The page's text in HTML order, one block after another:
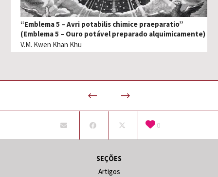
“Emblema 5 – Avri potabilis chimice praeparatio”
(Emblema 5 – Ouro potável preparado alquimicamente)
V.M. Kwen Khan Khu
0
SEÇÕES
Artigos